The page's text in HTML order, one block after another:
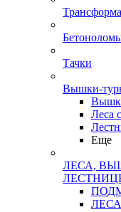
Тачки
Вышки-
Леса
Еще
ЛЕСА,